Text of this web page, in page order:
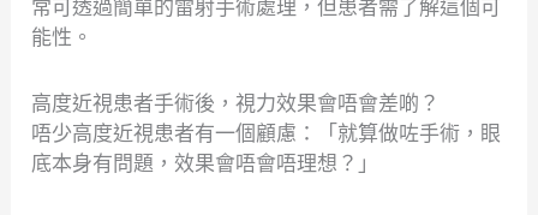
常可透過簡單的雷射手術處理，但患者需了解這個可
能性。
高度近視患者手術後，視力效果會唔會差啲？
唔少高度近視患者有一個顧慮：「就算做咗手術，眼
底本身有問題，效果會唔會唔理想？」